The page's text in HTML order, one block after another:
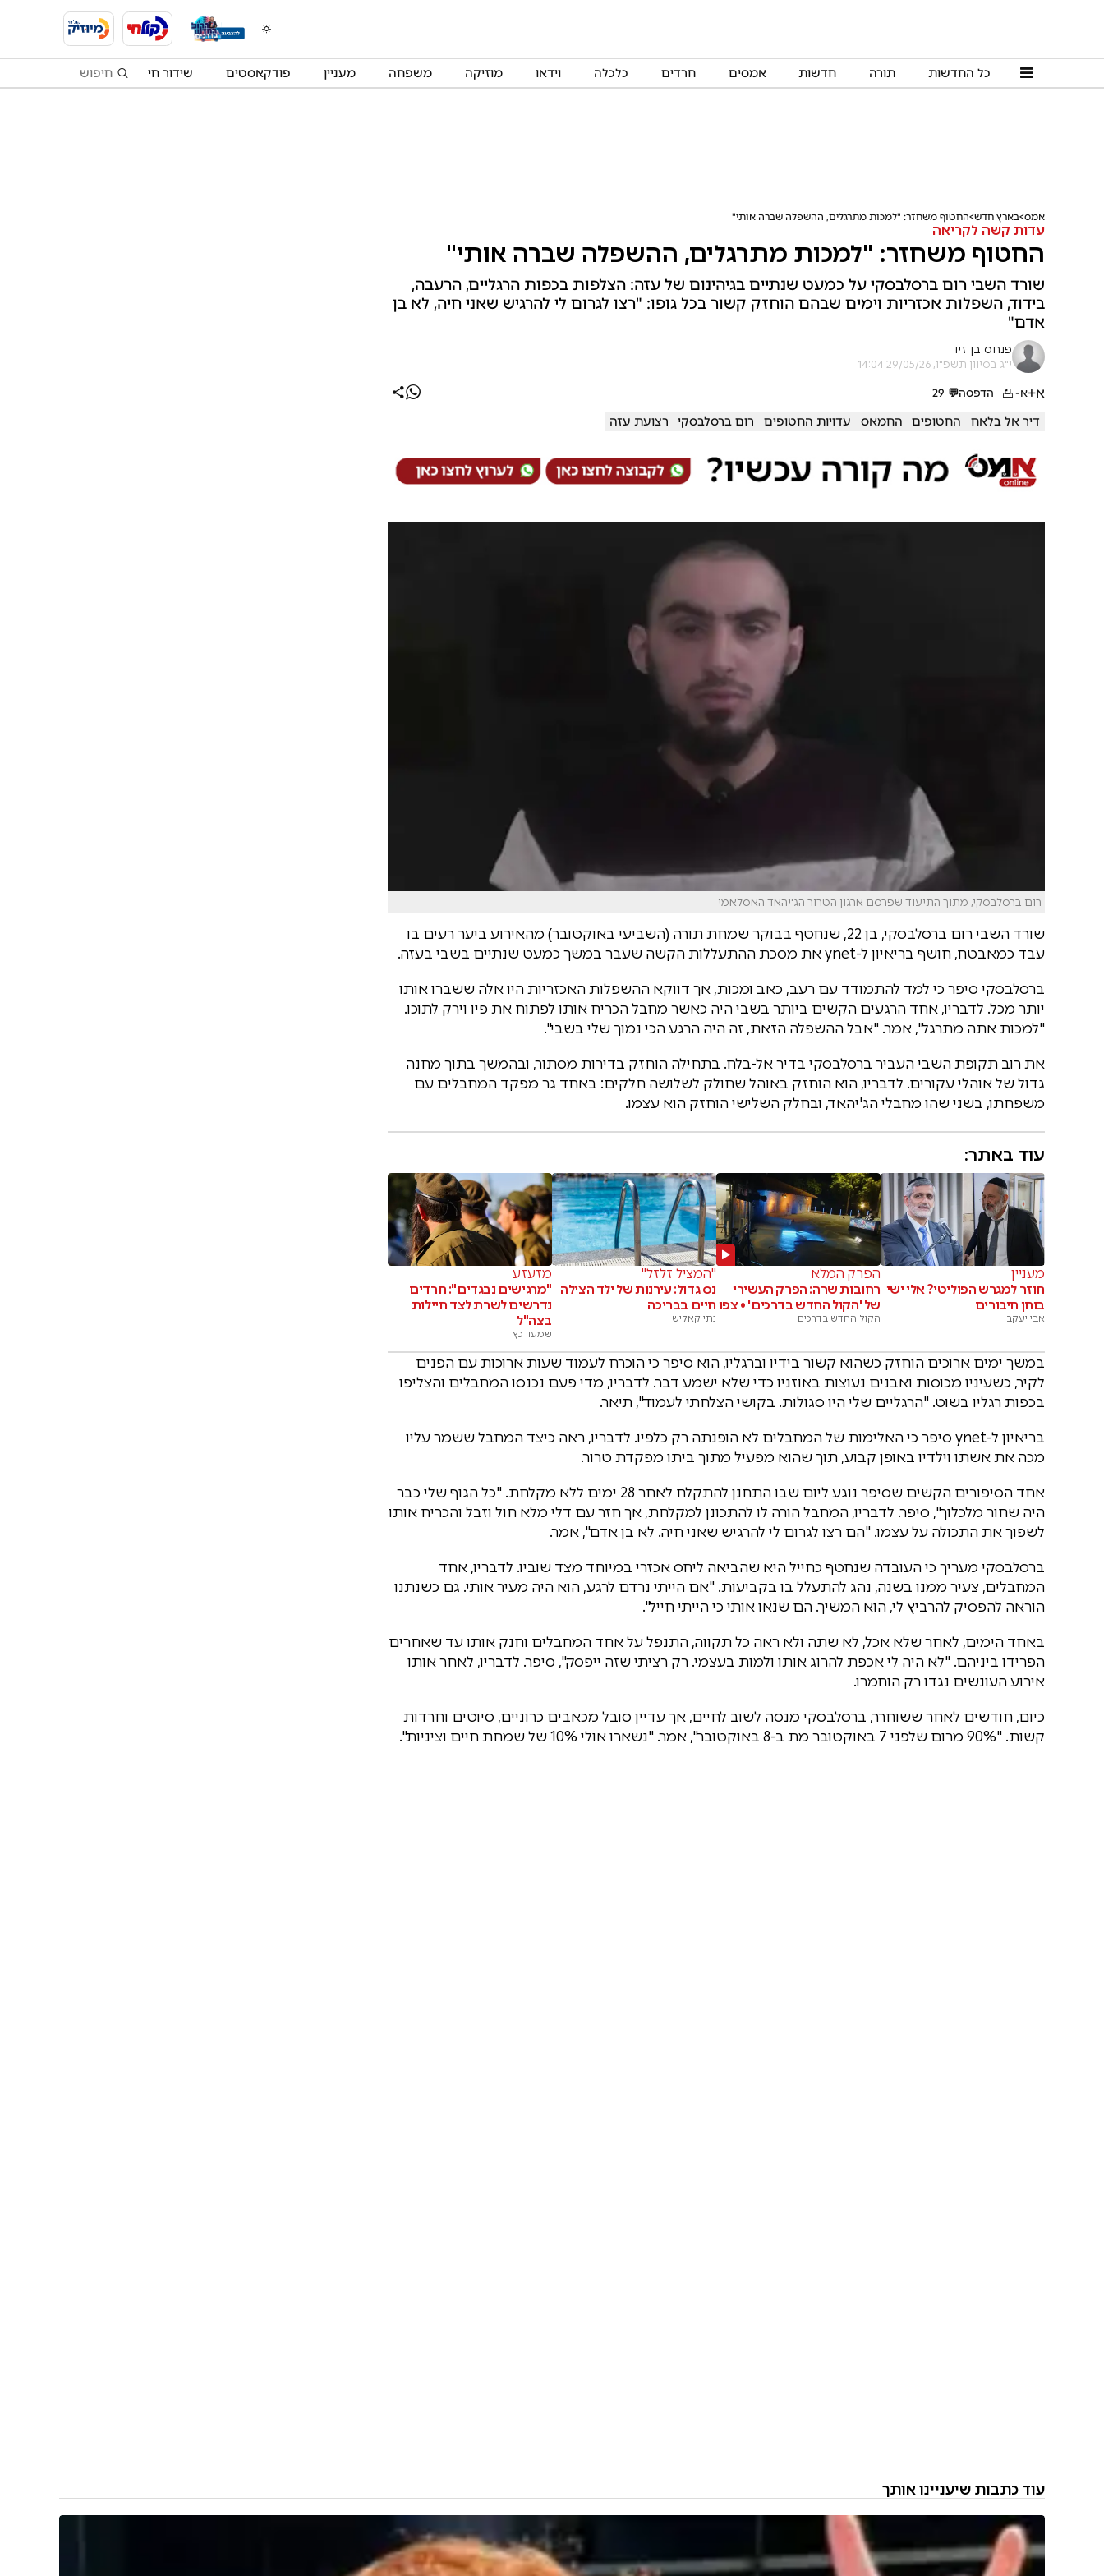
כל החדשות תורה חדשות אמסים חרדים כלכלה וידאו מוזיקה משפחה מעניין פודקאסטים שידור חי
אמס בארץ חדש החטוף משחזר: "למכות מתרגלים, ההשפלה שברה אותי"
עדות קשה לקריאה
החטוף משחזר: "למכות מתרגלים, ההשפלה שברה אותי"
שורד השבי רום ברסלבסקי על כמעט שנתיים בגיהינום של עזה: הצלפות בכפות הרגליים, הרעבה,
בידוד, השפלות אכזריות וימים שבהם הוחזק קשור בכל גופו: "רצו לגרום לי להרגיש שאני חיה, לא בן
אדם"
פנחס בן זיו
י"ג בסיוון תשפ"ו, 29/05/26 14:04
א+א- הדפסה💬
29
דיר אל בלאח החטופים החמאס עדויות החטופים רום ברסלבסקי רצועת עזה
רום ברסלבסקי, מתוך התיעוד שפרסם ארגון הטרור הג'יהאד האסלאמי
שורד השבי רום ברסלבסקי, בן 22, שנחטף בבוקר שמחת תורה (השביעי באוקטובר) מהאירוע ביער רעים בו
עבד כמאבטח, חושף בריאיון ל-ynet את מסכת ההתעללות הקשה שעבר במשך כמעט שנתיים בשבי בעזה.
ברסלבסקי סיפר כי למד להתמודד עם רעב, כאב ומכות, אך דווקא ההשפלות האכזריות היו אלה ששברו אותו
יותר מכל. לדבריו, אחד הרגעים הקשים ביותר בשבי היה כאשר מחבל הכריח אותו לפתוח את פיו וירק לתוכו.
"למכות אתה מתרגל", אמר. "אבל ההשפלה הזאת, זה היה הרגע הכי נמוך שלי בשבי".
את רוב תקופת השבי העביר ברסלבסקי בדיר אל-בלח. בתחילה הוחזק בדירות מסתור, ובהמשך בתוך מחנה
גדול של אוהלי עקורים. לדבריו, הוא הוחזק באוהל שחולק לשלושה חלקים: באחד גר מפקד המחבלים עם
משפחתו, בשני שהו מחבלי הג'יהאד, ובחלק השלישי הוחזק הוא עצמו.
עוד באתר:
מעניין
חוזר למגרש הפוליטי? אלי ישי
בוחן חיבורים
אבי יעקב
הפרק המלא
רחובות שרה: הפרק העשירי
של 'הקול החדש בדרכים' • צפו
הקול החדש בדרכים
"המציל זלזל"
נס גדול: עירנות של ילד הצילה
חיים בבריכה
נתי קאליש
מזעזע
"מרגישים נבגדים": חרדים
נדרשים לשרת לצד חיילות
בצה"ל
שמעון כץ
במשך ימים ארוכים הוחזק כשהוא קשור בידיו וברגליו, הוא סיפר כי הוכרח לעמוד שעות ארוכות עם הפנים
לקיר, כשעיניו מכוסות ואבנים נעוצות באוזניו כדי שלא ישמע דבר. לדבריו, מדי פעם נכנסו המחבלים והצליפו
בכפות רגליו בשוט. "הרגליים שלי היו סגולות. בקושי הצלחתי לעמוד", תיאר.
בריאיון ל-ynet סיפר כי האלימות של המחבלים לא הופנתה רק כלפיו. לדבריו, ראה כיצד המחבל ששמר עליו
מכה את אשתו וילדיו באופן קבוע, תוך שהוא מפעיל מתוך ביתו מפקדת טרור.
אחד הסיפורים הקשים שסיפר נוגע ליום שבו התחנן להתקלח לאחר 28 ימים ללא מקלחת. "כל הגוף שלי כבר
היה שחור מלכלוך", סיפר. לדבריו, המחבל הורה לו להתכונן למקלחת, אך חזר עם דלי מלא חול וזבל והכריח אותו
לשפוך את התכולה על עצמו. "הם רצו לגרום לי להרגיש שאני חיה. לא בן אדם", אמר.
ברסלבסקי מעריך כי העובדה שנחטף כחייל היא שהביאה ליחס אכזרי במיוחד מצד שוביו. לדבריו, אחד
המחבלים, צעיר ממנו בשנה, נהג להתעלל בו בקביעות. "אם הייתי נרדם לרגע, הוא היה מעיר אותי. גם כשנתנו
הוראה להפסיק להרביץ לי, הוא המשיך. הם שנאו אותי כי הייתי חייל".
באחד הימים, לאחר שלא אכל, לא שתה ולא ראה כל תקווה, התנפל על אחד המחבלים וחנק אותו עד שאחרים
הפרידו ביניהם. "לא היה לי אכפת להרוג אותו ולמות בעצמי. רק רציתי שזה ייפסק", סיפר. לדבריו, לאחר אותו
אירוע העונשים נגדו רק הוחמרו.
כיום, חודשים לאחר ששוחרר, ברסלבסקי מנסה לשוב לחיים, אך עדיין סובל מכאבים כרוניים, סיוטים וחרדות
קשות. "90% מרום שלפני 7 באוקטובר מת ב-8 באוקטובר", אמר. "נשארו אולי 10% של שמחת חיים וציניות".
עוד כתבות שיעניינו אותך